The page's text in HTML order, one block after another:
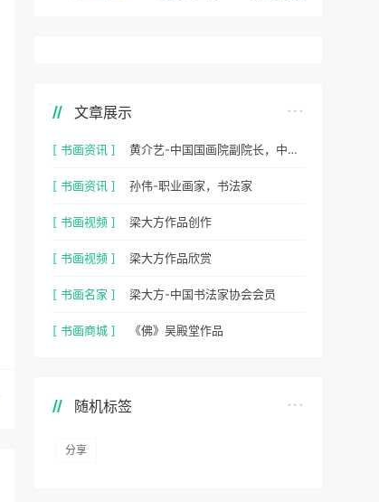
文章展示
[ 书画资讯 ] 黄介艺-中国国画院副院长，中国民间书画家协会副主席
[ 书画资讯 ] 孙伟-职业画家，书法家
[ 书画视频 ] 梁大方作品创作
[ 书画视频 ] 梁大方作品欣赏
[ 书画名家 ] 梁大方-中国书法家协会会员
[ 书画商城 ] 《佛》吴殿堂作品
随机标签
分享